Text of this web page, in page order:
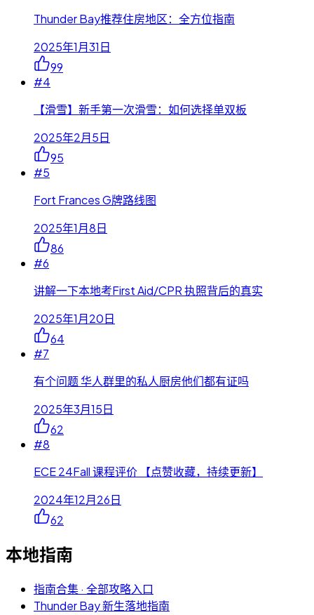
Thunder Bay推荐住房地区：全方位指南
2025年1月31日
99
#4
【滑雪】新手第一次滑雪：如何选择单双板
2025年2月5日
95
#5
Fort Frances G牌路线图
2025年1月8日
86
#6
讲解一下本地考First Aid/CPR 执照背后的真实
2025年1月20日
64
#7
有个问题 华人群里的私人厨房他们都有证吗
2025年3月15日
62
#8
ECE 24Fall 课程评价 【点赞收藏，持续更新】
2024年12月26日
62
本地指南
指南合集 · 全部攻略入口
Thunder Bay 新生落地指南